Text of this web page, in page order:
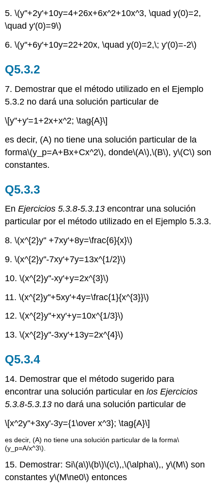
5.\(y''+2y'+10y=4+26x+6x^2+10x^3, \quad y(0)=2,
\quad y'(0)=9\)
6.\(y''+6y'+10y=22+20x, \quad y(0)=2,\; y'(0)=-2\)
Q5.3.2
7. Demostrar que el método utilizado en el Ejemplo
5.3.2 no dará una solución particular de
\[y''+y'=1+2x+x^2; \tag{A}\]
es decir, (A) no tiene una solución particular de la
forma\(y_p=A+Bx+Cx^2\), donde\(A\),\(B\), y\(C\) son
constantes.
Q5.3.3
EnEjercicios 5.3.8-5.3.13 encontrar una solución
particular por el método utilizado en el Ejemplo 5.3.3.
8.\(x^{2}y'' +7xy'+8y=\frac{6}{x}\)
9.\(x^{2}y''-7xy'+7y=13x^{1/2}\)
10.\(x^{2}y''-xy'+y=2x^{3}\)
11.\(x^{2}y''+5xy'+4y=\frac{1}{x^{3}}\)
12.\(x^{2}y''+xy'+y=10x^{1/3}\)
13.\(x^{2}y''-3xy'+13y=2x^{4}\)
Q5.3.4
14. Demostrar que el método sugerido para
encontrar una solución particular enlos Ejercicios
5.3.8-5.3.13 no dará una solución particular de
\[x^2y''+3xy'-3y={1\over x^3}; \tag{A}\]
es decir, (A) no tiene una solución particular de la forma\
(y_p=A/x^3\)
15. Demostrar: Si\(a\)\(b\)\(c\),,\(\alpha\),, y\(M\) son
constantes y\(M\ne0\) entonces